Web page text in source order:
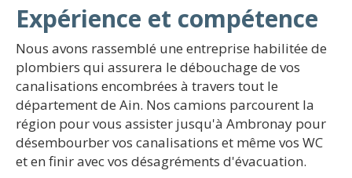
Expérience et compétence
Nous avons rassemblé une entreprise habilitée de
plombiers qui assurera le débouchage de vos
canalisations encombrées à travers tout le
département de Ain. Nos camions parcourent la
région pour vous assister jusqu'à Ambronay pour
désembourber vos canalisations et même vos WC
et en finir avec vos désagréments d'évacuation.